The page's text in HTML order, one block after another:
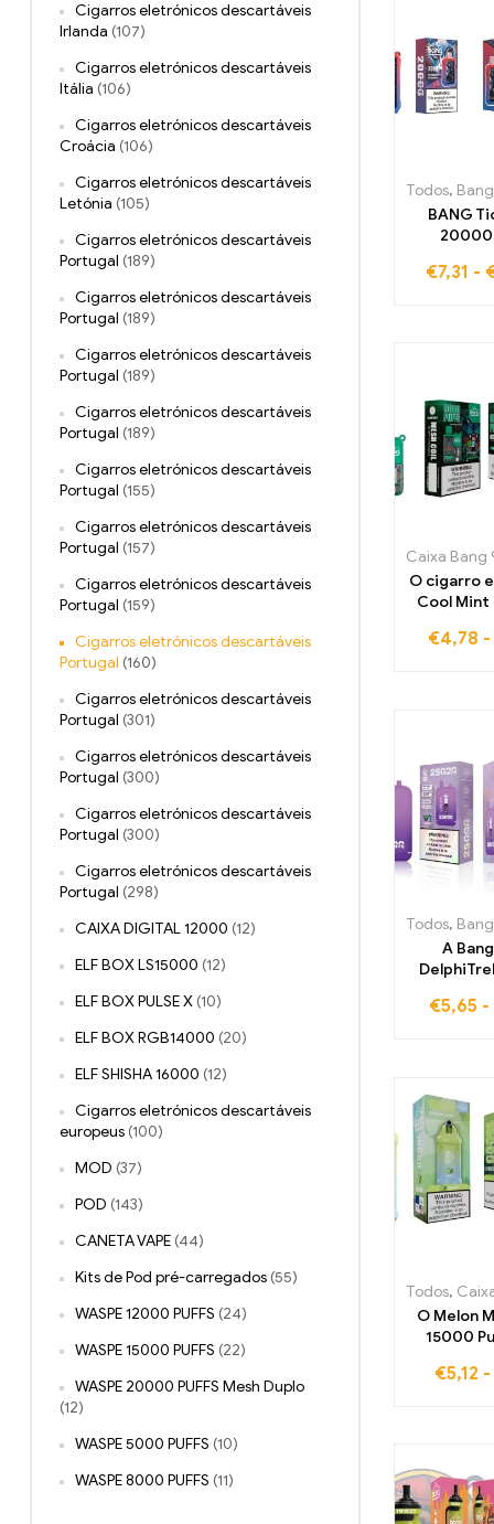
Todos, Bang
BANG
20000
de
€7,31 -
O cigarro
Cool
€4,78 -
Todos, Bang
A
mentol
€5,65 -
Todos, Caixa
O Melon
15000
€5,12 -
Cigarros eletrónicos descartáveis
Irlanda (107)
Cigarros eletrónicos descartáveis
Itália (106)
Cigarros eletrónicos descartáveis
Croácia (106)
Cigarros eletrónicos descartáveis
Letónia (105)
Cigarros eletrónicos descartáveis
Portugal (189)
Cigarros eletrónicos descartáveis
Portugal (189)
Cigarros eletrónicos descartáveis
Portugal (189)
Cigarros eletrónicos descartáveis
Portugal (189)
Cigarros eletrónicos descartáveis
Portugal (155)
Cigarros eletrónicos descartáveis
Portugal (157)
Cigarros eletrónicos descartáveis
Portugal (159)
Cigarros eletrónicos descartáveis
Portugal (160)
Cigarros eletrónicos descartáveis
Portugal (301)
Cigarros eletrónicos descartáveis
Portugal (300)
Cigarros eletrónicos descartáveis
Portugal (300)
Cigarros eletrónicos descartáveis
Portugal (298)
CAIXA DIGITAL 12000 (12)
ELF BOX LS15000 (12)
ELF BOX PULSE X (10)
ELF BOX RGB14000 (20)
ELF SHISHA 16000 (12)
Cigarros eletrónicos descartáveis
europeus (100)
MOD (37)
POD (143)
CANETA VAPE (44)
Kits de Pod pré-carregados (55)
WASPE 12000 PUFFS (24)
WASPE 15000 PUFFS (22)
WASPE 20000 PUFFS Mesh Duplo
(12)
WASPE 5000 PUFFS (10)
WASPE 8000 PUFFS (11)